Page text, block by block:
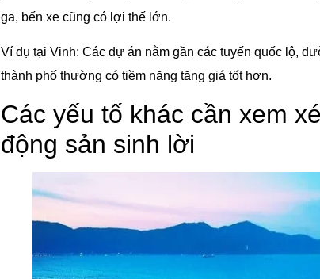
ga, bến xe cũng có lợi thế lớn.
Ví dụ tại Vinh: Các dự án nằm gần các tuyến quốc lộ,
thành phố thường có tiềm năng tăng giá tốt hơn.
Các yếu tố khác cần xem
động sản sinh lời